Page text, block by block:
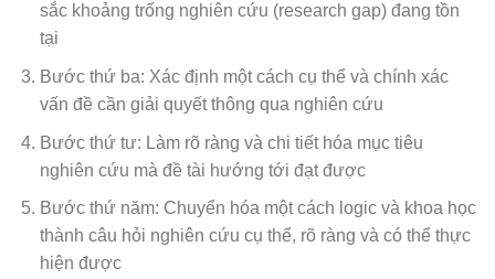
sắc khoảng trống nghiên cứu (research gap) đang tồn
tại
Bước thứ ba: Xác định một cách cụ thể và chính xác
vấn đề cần giải quyết thông qua nghiên cứu
Bước thứ tư: Làm rõ ràng và chi tiết hóa mục tiêu
nghiên cứu mà đề tài hướng tới đạt được
Bước thứ năm: Chuyển hóa một cách logic và khoa học
thành câu hỏi nghiên cứu cụ thể, rõ ràng và có thể thực
hiện được